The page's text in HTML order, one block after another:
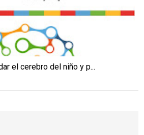
el cerebro del niño y p...